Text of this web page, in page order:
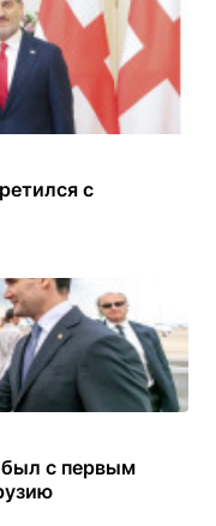
с
с первым